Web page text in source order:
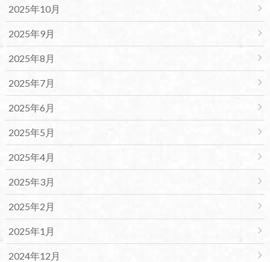
2025年10月
2025年9月
2025年8月
2025年7月
2025年6月
2025年5月
2025年4月
2025年3月
2025年2月
2025年1月
2024年12月